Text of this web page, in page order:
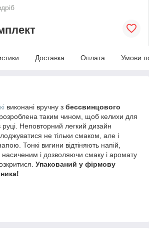
Доставка Оплата Умови
виконані вручну з бессвинцового
таким чином, щоб келихи для
руці. Неповторний легкий дизайн
не тільки смаком, але і
Тонкі вигини відтіняють напій,
насиченим і дозволяючи смаку і аромату
Упакований у фірмову